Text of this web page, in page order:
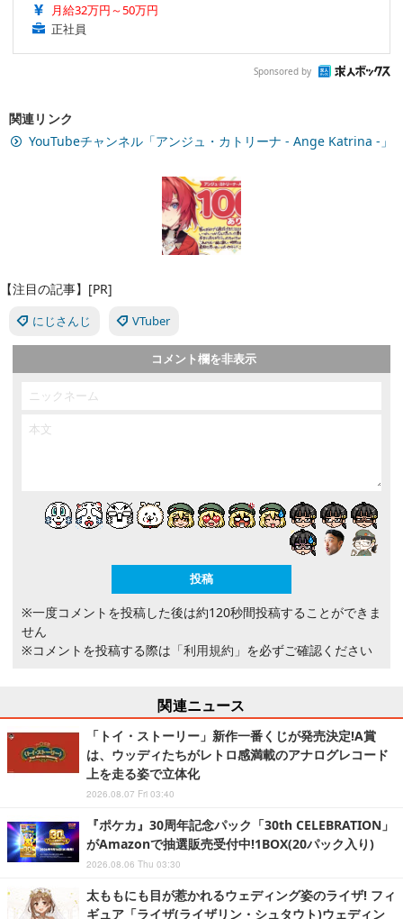
月給32万円～50万円
正社員
Sponsored by
関連リンク
YouTubeチャンネル「アンジュ・カトリーナ - Ange Katrina -」
【注目の記事】[PR]
にじさんじ VTuber
コメント欄を非表示
※一度コメントを投稿した後は約120秒間投稿することができま
せん
※コメントを投稿する際は 「利用規約」 を必ずご確認ください
関連ニュース
「トイ・ストーリー」新作一番くじが発売決定!A賞
は、ウッディたちがレトロ感満載のアナログレコード
上を走る姿で立体化
2026.08.07 Fri 03:40
『ポケカ』30周年記念パック「30th CELEBRATION」
がAmazonで抽選販売受付中!1BOX(20パック入り)
2026.08.06 Thu 03:30
太ももにも目が惹かれるウェディング姿のライザ! フィ
ギュア「ライザ(ライザリン・シュタウト)ウェディン